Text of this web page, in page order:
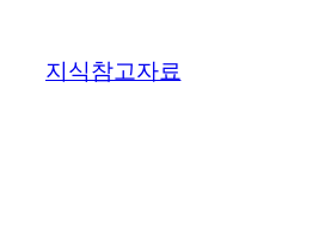
지식참고자료